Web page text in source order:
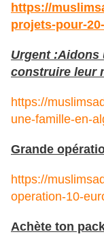
https://
projets-pour-
Urgent :Aidons
construire leur
https://
une-famille-en-
Grande
https://
operation-10-
Achète ton